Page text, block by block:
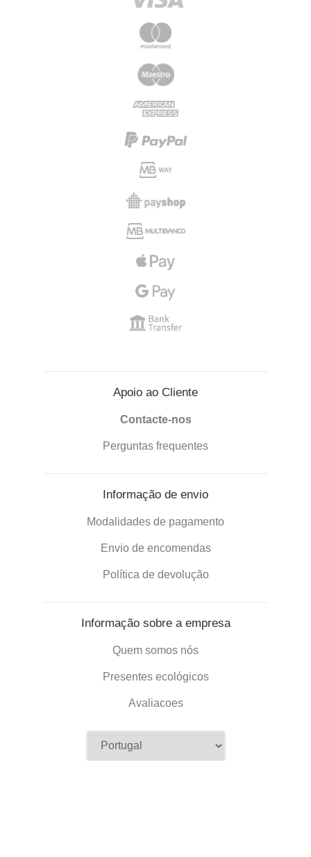
Apoio ao Cliente
Contacte-nos
Perguntas frequentes
Informação de envio
Modalidades de pagamento
Envio de encomendas
Política de devolução
Informação sobre a empresa
Quem somos nós
Presentes ecológicos
Avaliacoes